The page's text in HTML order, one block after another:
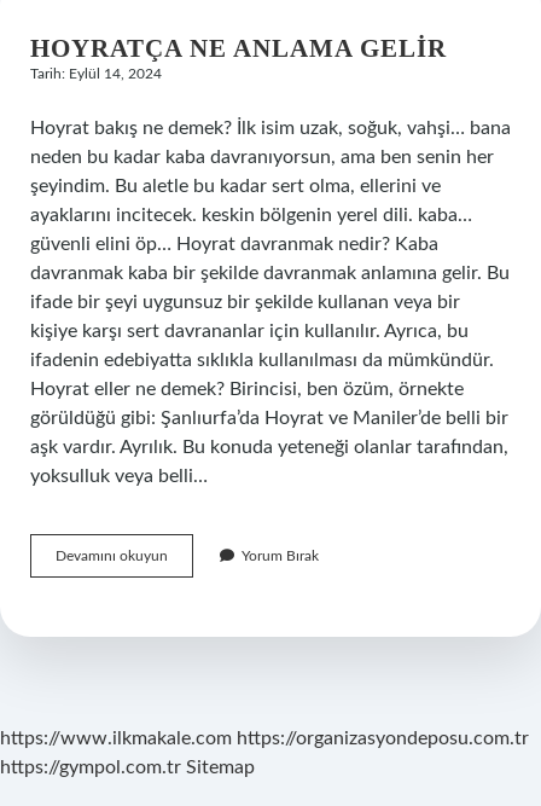
HOYRATÇA NE ANLAMA GELIR
Tarih: Eylül 14, 2024
Hoyrat bakış ne demek? İlk isim uzak, soğuk, vahşi… bana
neden bu kadar kaba davranıyorsun, ama ben senin her
şeyindim. Bu aletle bu kadar sert olma, ellerini ve
ayaklarını incitecek. keskin bölgenin yerel dili. kaba…
güvenli elini öp… Hoyrat davranmak nedir? Kaba
davranmak kaba bir şekilde davranmak anlamına gelir. Bu
ifade bir şeyi uygunsuz bir şekilde kullanan veya bir
kişiye karşı sert davrananlar için kullanılır. Ayrıca, bu
ifadenin edebiyatta sıklıkla kullanılması da mümkündür.
Hoyrat eller ne demek? Birincisi, ben özüm, örnekte
görüldüğü gibi: Şanlıurfa’da Hoyrat ve Maniler’de belli bir
aşk vardır. Ayrılık. Bu konuda yeteneği olanlar tarafından,
yoksulluk veya belli…
Devamını okuyun Hoyratça
Ne
Yorum Bırak
https://www.ilkmakale.com https://organizasyondeposu.com.tr
https://gympol.com.tr Sitemap